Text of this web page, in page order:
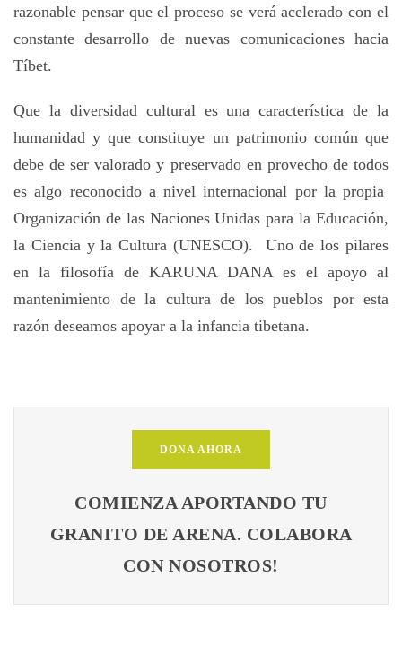
razonable pensar que el proceso se verá acelerado con el
constante desarrollo de nuevas comunicaciones hacia
Tíbet.
Que la diversidad cultural es una característica de la
humanidad y que constituye un patrimonio común que
debe de ser valorado y preservado en provecho de todos
es algo reconocido a nivel internacional por la propia
Organización de las Naciones Unidas para la Educación,
la Ciencia y la Cultura (UNESCO). Uno de los pilares
en la filosofía de KARUNA DANA es el apoyo al
mantenimiento de la cultura de los pueblos por esta
razón deseamos apoyar a la infancia tibetana.
DONA AHORA
COMIENZA APORTANDO TU
GRANITO DE ARENA. COLABORA
CON NOSOTROS!